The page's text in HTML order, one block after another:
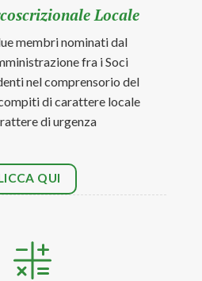
Locale
membri nominati dal
fra i Soci
nel comprensorio del
di carattere locale
di urgenza
QUI